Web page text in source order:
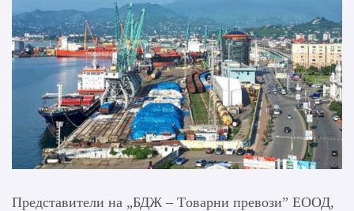
Представители на „БДЖ – Tоварни превози” ЕООД,